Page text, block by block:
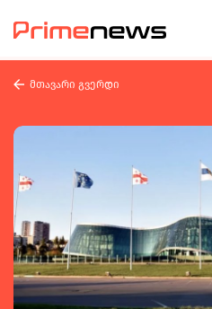
მთავარი გვერდი